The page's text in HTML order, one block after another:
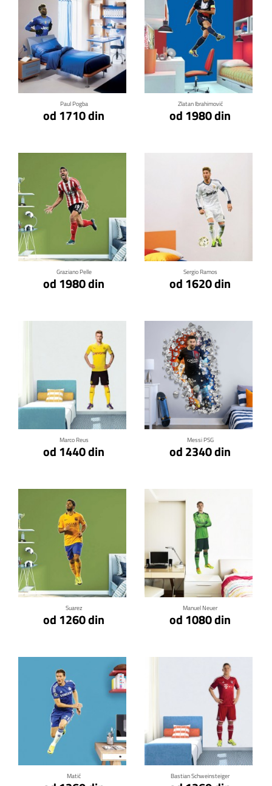
Paul Pogba
od 1710 din
Klikni za detalje
Zlatan Ibrahimović
od 1980 din
Klikni za detalje
Graziano Pelle
od 1980 din
Klikni za detalje
Sergio Ramos
od 1620 din
Klikni za detalje
Marco Reus
od 1440 din
Klikni za detalje
Messi PSG
od 2340 din
Klikni za detalje
Suarez
od 1260 din
Klikni za detalje
Manuel Neuer
od 1080 din
Klikni za detalje
Matić
Klikni za detalje
Bastian Schweinsteiger
Klikni za detalje